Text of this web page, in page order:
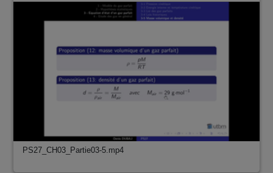
PS27_CH03_Partie03-5.mp4